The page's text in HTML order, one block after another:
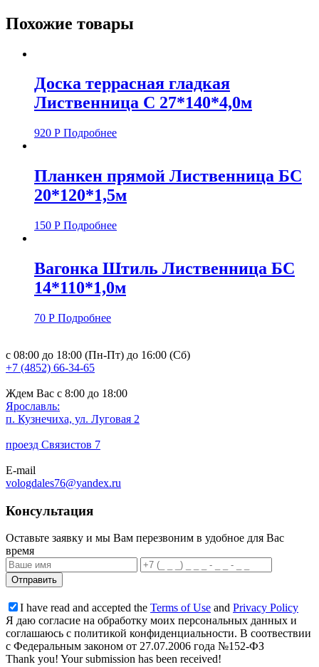
Похожие товары
Доска террасная гладкая
Лиственница С 27*140*4,0м
920 Р Подробнее
Планкен прямой Лиственница БС
20*120*1,5м
150 Р Подробнее
Вагонка Штиль Лиственница БС
14*110*1,0м
70 Р Подробнее
с 08:00 до 18:00 (Пн-Пт) до 16:00 (Сб)
+7 (4852) 66-34-65
Ждем Вас с 8:00 до 18:00
Ярославль:
п. Кузнечиха, ул. Луговая 2
проезд Связистов 7
E-mail
vologdales76@yandex.ru
Консультация
Оставьте заявку и мы Вам перезвоним в удобное для Вас
время
I have read and accepted the Terms of Use and Privacy Policy
Я даю согласие на обработку моих персональных данных и
соглашаюсь с политикой конфиденциальности. В соотвествии
с Федеральным законом от 27.07.2006 года №152-ФЗ
Thank you! Your submission has been received!